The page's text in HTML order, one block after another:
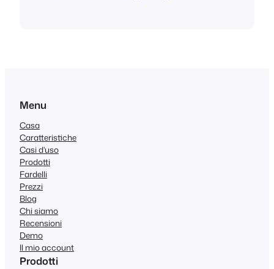
Menu
Casa
Caratteristiche
Casi d'uso
Prodotti
Fardelli
Prezzi
Blog
Chi siamo
Recensioni
Demo
Il mio account
Prodotti